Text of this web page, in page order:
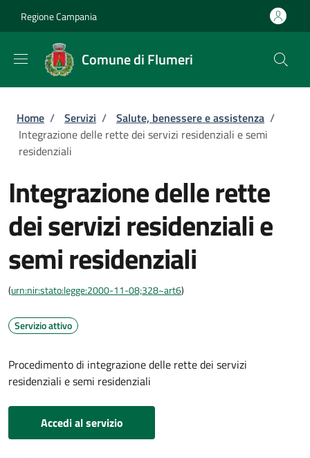
Regione Campania
Comune di Flumeri
Briciole di pane
Home / Servizi / Salute, benessere e assistenza /
Integrazione delle rette dei servizi residenziali e semi
residenziali
Integrazione delle rette
dei servizi residenziali e
semi residenziali
(urn:nir:stato:legge:2000-11-08;328~art6)
Servizio attivo
Procedimento di integrazione delle rette dei servizi
residenziali e semi residenziali
Accedi al servizio